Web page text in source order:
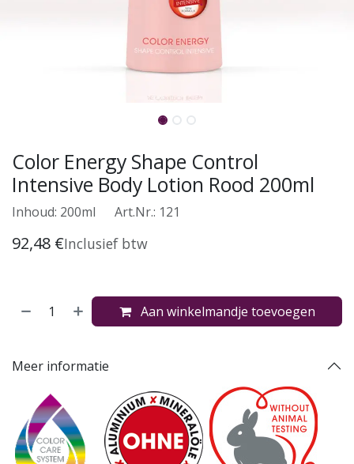
Color Energy Shape Control
Intensive Body Lotion Rood 200ml
Inhoud: 200ml ​Art.Nr.: 121
92,48 €Inclusief btw
Aan winkelmandje toevoegen
Meer informatie